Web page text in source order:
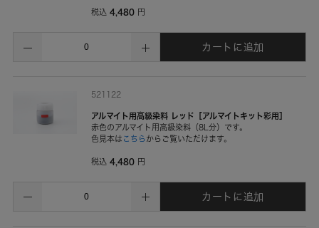
税込 4,480 円
カートに追加
521122
アルマイト用高級染料 レッド［アルマイトキット彩用］
赤色のアルマイト用高級染料（8L分）です。
色見本は こちらからご覧いただけます。
税込 4,480 円
カートに追加